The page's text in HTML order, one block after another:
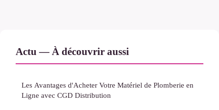
Actu — À découvrir aussi
Les Avantages d'Acheter Votre Matériel de Plomberie en
Ligne avec CGD Distribution